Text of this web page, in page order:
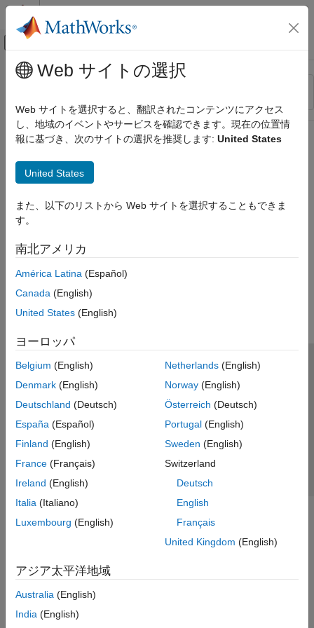
コンテンツへスキップ
オフキャンバス ナビゲーション メ
リソース
ステータス
メインコンテンツ
Web サイトの選択
Web サイトを選択すると、翻訳されたコンテンツにアクセス
し、地域のイベントやサービスを確認できます。現在の位置情
報に基づき、次のサイトの選択を推奨します: United States
United States
また、以下のリストから Web サイトを選択することもできま
す。
南北アメリカ
América Latina (Español)
Canada (English)
United States (English)
ヨーロッパ
Belgium (English)
Denmark (English)
Deutschland (Deutsch)
España (Español)
Finland (English)
France (Français)
Ireland (English)
Italia (Italiano)
Luxembourg (English)
Netherlands(English)
Norway(English)
Österreich (Deutsch)
Portugal(English)
Sweden (English)
Switzerland
Deutsch
English
Français
United Kingdom (English)
アジア太平洋地域
Australia (English)
India (English)
トラストセンター
プライバシー ポリシー
違法コピー防止
アプリケーション ステータス
© 1994-2026 The MathWorks, Inc.